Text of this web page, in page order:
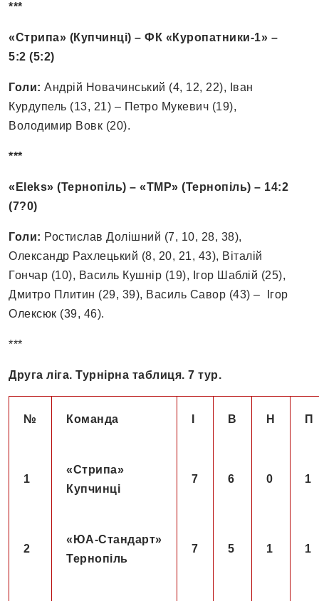
***
«Стрипа» (Купчинці) – ФК «Куропатники-1» –
5:2 (5:2)
Голи: Андрій Новачинський (4, 12, 22), Іван
Курдупель (13, 21) – Петро Мукевич (19),
Володимир Вовк (20).
***
«Eleks» (Тернопіль) – «ТМР» (Тернопіль) – 14:2
(7?0)
Голи: Ростислав Долішний (7, 10, 28, 38),
Олександр Рахлецький (8, 20, 21, 43), Віталій
Гончар (10), Василь Кушнір (19), Ігор Шаблій (25),
Дмитро Плитин (29, 39), Василь Савор (43) – Ігор
Олексюк (39, 46).
***
Друга ліга. Турнірна таблиця. 7 тур.
№ Команда В Н П
1
«Стрипа»
Купчинці
7 6 0 1
2
«ЮА-Стандарт»
Тернопіль
7 5 1 1